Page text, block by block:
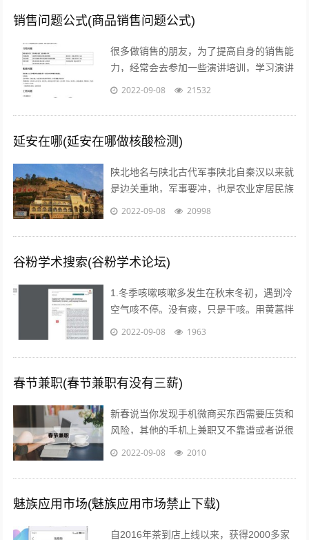
销售问题公式(商品销售问题公式)
很多做销售的朋友，为了提高自身的销售能
力，经常会去参加一些演讲培训，学习演讲
能力，训练自己的执行力，树立强大销售自
2022-09-08 21532
延安在哪(延安在哪做核酸检测)
陕北地名与陕北古代军事陕北自秦汉以来就
是边关重地，军事要冲，也是农业定居民族
与游牧民族互相争夺的要地。历代统治者为
2022-09-08 20998
谷粉学术搜索(谷粉学术论坛)
1.冬季咳嗽咳嗽多发生在秋末冬初，遇到冷
空气咳不停。没有痰，只是干咳。用黄蒿拌
上鸡蛋，搅匀。用香油来煎鸡蛋。然后趁热
2022-09-08 1963
春节兼职(春节兼职有没有三薪)
新春说当你发现手机微商买东西需要压货和
风险，其他的手机上兼职又不靠谱或者说很
不靠谱的时候，来吧，终于等到啦！新春切
2022-09-08 2010
魅族应用市场(魅族应用市场禁止下载)
自2016年茶到店上线以来，获得2000多家